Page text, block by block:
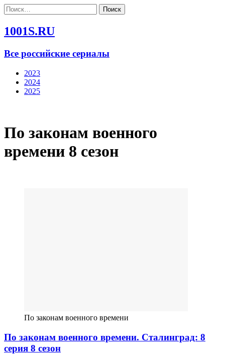
Найти:
1001S.RU
Все российские сериалы
2023
2024
2025
По законам военного
времени 8 сезон
По законам военного времени
По законам военного времени. Сталинград: 8
серия 8 сезон